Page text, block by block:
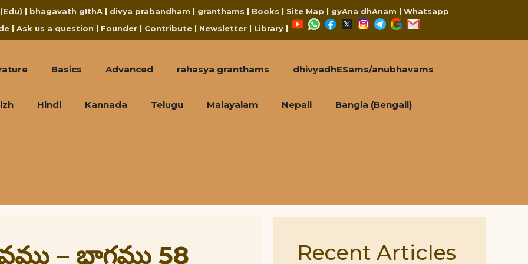
| bhagavath gIthA | divya prabandham | granthams | Books | Site Map | gyAna dhAnam | Whatsapp
| Ask us a question | Founder | Contribute | Newsletter | Library |
YouTubeWhatsApp
Facebook
X Instagram
Telegram
Google
Basics Advanced rahasya granthams dhivyadhESams/anubhavams
Hindi Kannada Telugu Malayalam Nepali Bangla (Bengali)
– భాగము 58 Recent Articles